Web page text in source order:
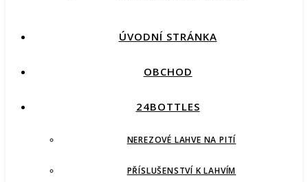
ÚVODNÍ STRÁNKA
OBCHOD
24BOTTLES
NEREZOVÉ LAHVE NA PITÍ
PŘÍSLUŠENSTVÍ K LAHVÍM